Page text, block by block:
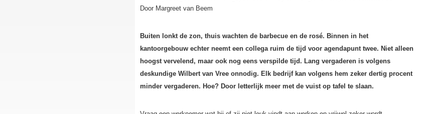
Door Margreet van Beem
Buiten lonkt de zon, thuis wachten de barbecue en de rosé. Binnen in het
kantoorgebouw echter neemt een collega ruim de tijd voor agendapunt twee. Niet alleen
hoogst vervelend, maar ook nog eens verspilde tijd. Lang vergaderen is volgens
deskundige Wilbert van Vree onnodig. Elk bedrijf kan volgens hem zeker dertig procent
minder vergaderen. Hoe? Door letterlijk meer met de vuist op tafel te slaan.